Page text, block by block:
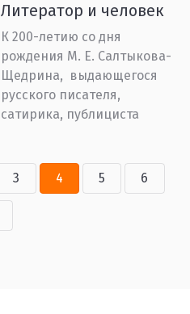
Литератор и человек
К 200-летию со дня
рождения М. Е. Салтыкова-
Щедрина, выдающегося
русского писателя,
сатирика, публициста
3 4 5 6